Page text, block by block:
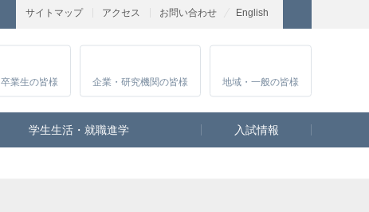
サイトマップ アクセス お問い合わせ English
卒業生の皆様 企業・研究機関の皆様 地域・一般の皆様
学生生活・就職進学 入試情報